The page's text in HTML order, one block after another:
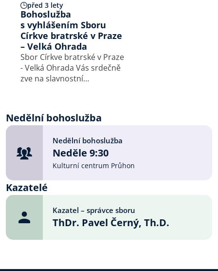
před 3 lety
Bohoslužba
s vyhlášením Sboru
Církve bratrské v Praze
– Velká Ohrada
Sbor Církve bratrské v Praze
- Velká Ohrada Vás srdečně
zve na slavnostní
se bude konat v neděli 24.
centru Průhon,…
Nedělní bohoslužba
Nedělní bohoslužba
Neděle 9:30
Kulturní centrum Průhon
Kazatelé
Kazatel – správce sboru
ThDr. Pavel Černý, Th.D.